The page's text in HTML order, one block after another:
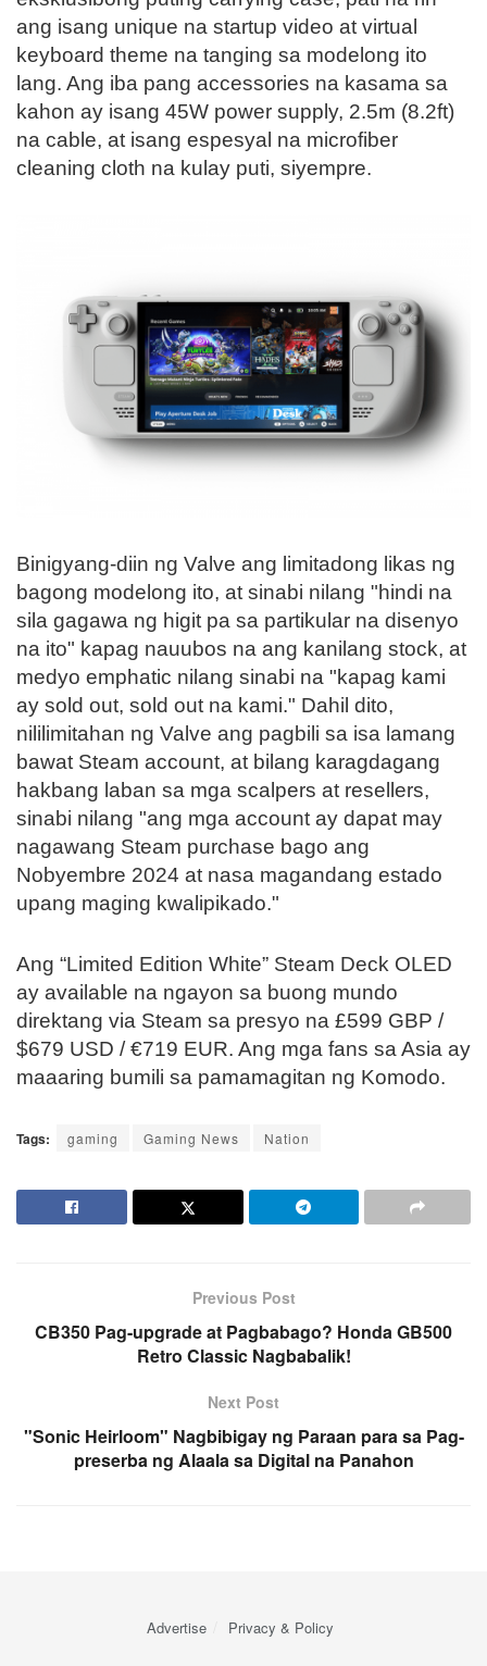
ang isang unique na startup video at virtual
keyboard theme na tanging sa modelong ito
lang. Ang iba pang accessories na kasama sa
kahon ay isang 45W power supply, 2.5m (8.2ft)
na cable, at isang espesyal na microfiber
cleaning cloth na kulay puti, siyempre.
Binigyang-diin ng Valve ang limitadong likas ng
bagong modelong ito, at sinabi nilang "hindi na
sila gagawa ng higit pa sa partikular na disenyo
na ito" kapag nauubos na ang kanilang stock, at
medyo emphatic nilang sinabi na "kapag kami
ay sold out, sold out na kami." Dahil dito,
nililimitahan ng Valve ang pagbili sa isa lamang
bawat Steam account, at bilang karagdagang
hakbang laban sa mga scalpers at resellers,
sinabi nilang "ang mga account ay dapat may
nagawang Steam purchase bago ang
Nobyembre 2024 at nasa magandang estado
upang maging kwalipikado."
Ang “Limited Edition White” Steam Deck OLED
ay available na ngayon sa buong mundo
direktang via Steam sa presyo na £599 GBP /
$679 USD / €719 EUR. Ang mga fans sa Asia ay
maaaring bumili sa pamamagitan ng Komodo.
Tags: gaming Gaming News Nation
Previous Post
CB350 Pag-upgrade at Pagbabago? Honda GB500
Retro Classic Nagbabalik!
Next Post
"Sonic Heirloom" Nagbibigay ng Paraan para sa Pag-
preserba ng Alaala sa Digital na Panahon
Advertise Privacy & Policy